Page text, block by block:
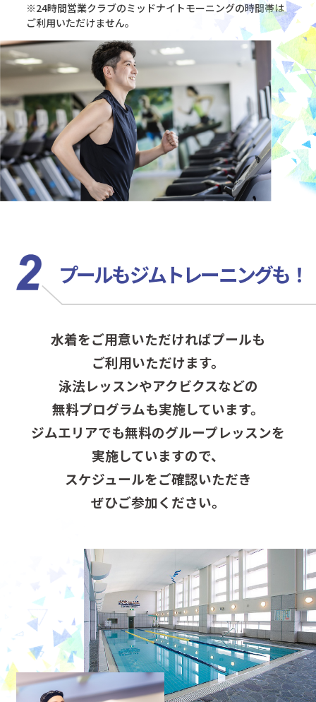
※24時間営業クラブのミッドナイトモーニングの時間帯は
ご利用いただけません。
プールもジムトレーニングも！
水着をご用意いただければプールも
ご利用いただけます。
泳法レッスンやアクビクスなどの
無料プログラムも実施しています。
ジムエリアでも無料のグループレッスンを
実施していますので、
スケジュールをご確認いただき
ぜひご参加ください。